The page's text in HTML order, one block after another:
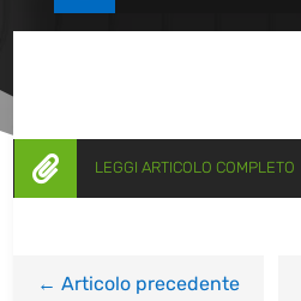
 LEGGI ARTICOLO COMPLETO
←Articolo precedente